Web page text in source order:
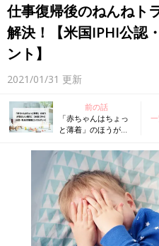
仕事復帰後のねんねト
解決！【米国IPHI公認
ント】
2021/01/31 更新
前の話
「赤ちゃんはちょっ
と薄着」のほうが質
IPHI公認・乳幼児睡
眠コンサルタント】